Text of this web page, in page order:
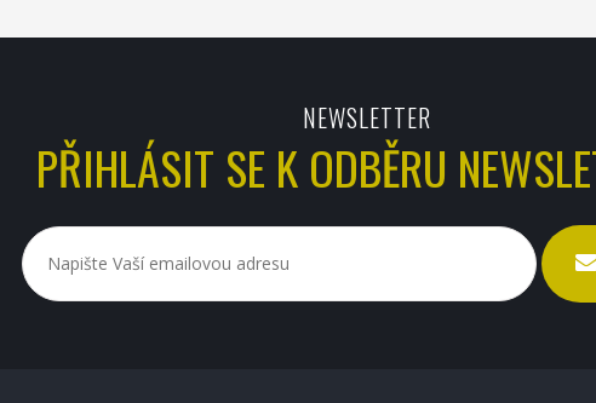
NEWSLETTER
PŘIHLÁSIT SE K ODBĚRU